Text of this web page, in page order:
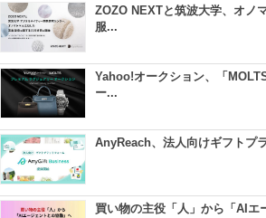
ZOZO NEXTと筑波大学、オノ
服...
Yahoo!オークション、「
ー...
AnyReach、法人向けギフトプ
買い物の主役「人」から「AIエ